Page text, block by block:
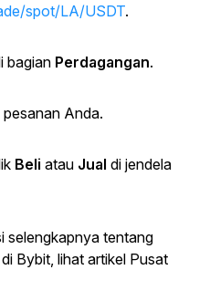
spot/LA/USDT.
bagian Perdagangan.
Anda.
Beli atau Jual di jendela
selengkapnya tentang
Bybit, lihat artikel Pusat